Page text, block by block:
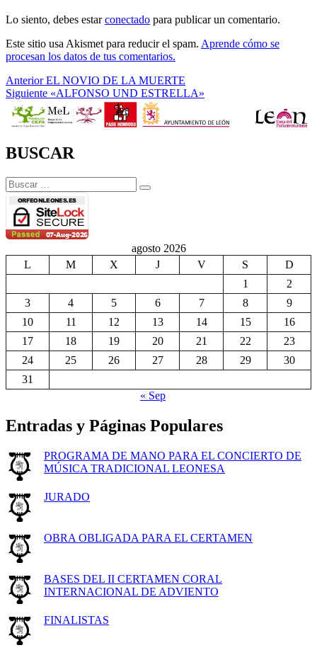
Lo siento, debes estarconectado para publicar un comentario.
Este sitio usa Akismet para reducir el spam. Aprende cómo se
procesan los datos de tus comentarios.
Navegación
de
entradas
Anterior Entrada
anterior:
EL NOVIO DE LA MUERTE
Siguiente Entrada
siguiente:
«ALFONSO UND ESTRELLA»
BUSCAR
Buscar
por:
Buscar
agosto 2026
L
M X J V S
D
1
2
3
4 5 6 7 8
9
10
11 12 13 14 15
16
17
18 19 20 21 22
23
24
25 26 27 28 29
30
31
« Sep
Entradas y Páginas Populares
PROGRAMA DE MANO PARA EL CONCIERTO DE
MÚSICA TRADICIONAL LEONESA
JURADO
OBRA OBLIGADA PARA EL CERTAMEN
BASES DEL II CERTAMEN CORAL
INTERNACIONAL DE ADVIENTO
FINALISTAS